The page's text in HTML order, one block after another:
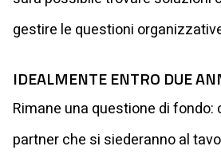
gestire le questioni
IDEALMENTE ENTRO DUE
Rimane una questione di
partner che si siederanno al